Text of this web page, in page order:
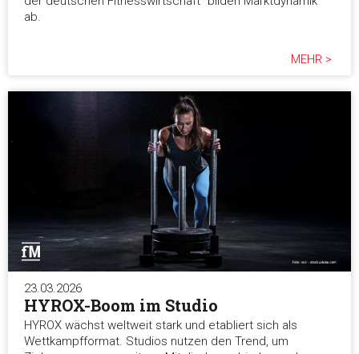
ab.
MEHR >
23.03.2026
HYROX-Boom im Studio
HYROX wächst weltweit stark und etabliert sich als
Wettkampfformat. Studios nutzen den Trend, um